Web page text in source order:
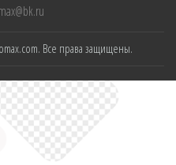
Все права защищены.